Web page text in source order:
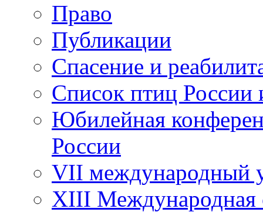
Право
Публикации
Спасение и
Список птиц России
Юбилейная
России
VII международный
XIII Международная